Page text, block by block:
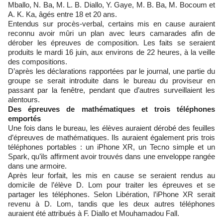
Mballo, N. Ba, M. L. B. Diallo, Y. Gaye, M. B. Ba, M. Bocoum et
A. K. Ka, âgés entre 18 et 20 ans.
Entendus sur procès-verbal, certains mis en cause auraient
reconnu avoir mûri un plan avec leurs camarades afin de
dérober les épreuves de composition. Les faits se seraient
produits le mardi 16 juin, aux environs de 22 heures, à la veille
des compositions.
D’après les déclarations rapportées par le journal, une partie du
groupe se serait introduite dans le bureau du proviseur en
passant par la fenêtre, pendant que d’autres surveillaient les
alentours.
Des épreuves de mathématiques et trois téléphones
emportés
Une fois dans le bureau, les élèves auraient dérobé des feuilles
d’épreuves de mathématiques. Ils auraient également pris trois
téléphones portables : un iPhone XR, un Tecno simple et un
Spark, qu’ils affirment avoir trouvés dans une enveloppe rangée
dans une armoire.
Après leur forfait, les mis en cause se seraient rendus au
domicile de l’élève D. Lom pour traiter les épreuves et se
partager les téléphones. Selon Libération, l’iPhone XR serait
revenu à D. Lom, tandis que les deux autres téléphones
auraient été attribués à F. Diallo et Mouhamadou Fall.